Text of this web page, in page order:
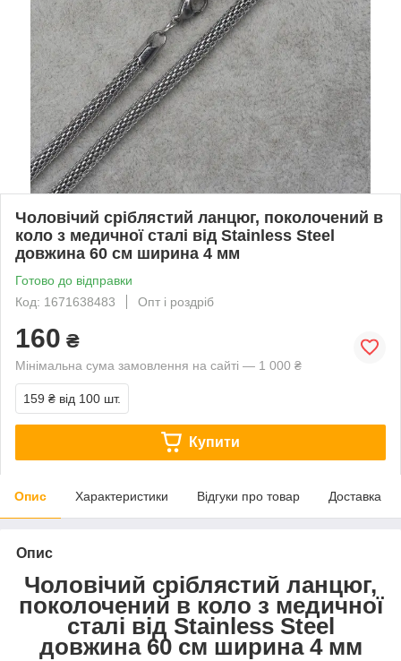
Чоловічий сріблястий ланцюг, поколочений в
коло з медичної сталі від Stainless Steel
довжина 60 см ширина 4 мм
Готово до відправки
Код: 1671638483
Опт і роздріб
160 ₴
Мінімальна сума замовлення на сайті — 1 000 ₴
159 ₴ від 100 шт.
Купити
Опис Характеристики Відгуки про товар Доставка
Опис
Чоловічий сріблястий ланцюг,
поколочений в коло з медичної
сталі від Stainless Steel
довжина 60 см ширина 4 мм